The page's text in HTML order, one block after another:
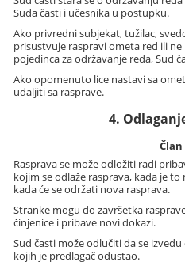
Suda časti i učesnika u postupku.
Ako privredni subjekat, tužilac,
prisustvuje raspravi ometa red ili
pojedinca za održavanje reda, Sud
Ako opomenuto lice nastavi sa
udaljiti sa rasprave.
4.
Član
Rasprava se može odložiti radi
kojim se odlaže rasprava, kada je to
kada će se održati nova rasprava.
Stranke mogu do završetka
činjenice i pribave novi dokazi.
Sud časti može odlučiti da se
kojih je predlagač odustao.